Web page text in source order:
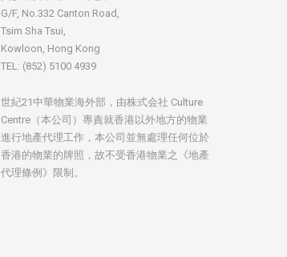
G/F, No.332 Canton Road,
Tsim Sha Tsui,
Kowloon, Hong Kong
TEL: (852) 5100 4939
世紀21中華物業海外部，由株式会社 Culture
Centre（本公司）專責就香港以外地方的物業
進行地產代理工作，本公司並無處理任何位於
香港的物業的牌照，故不受香港物業之《地產
代理條例》限制。